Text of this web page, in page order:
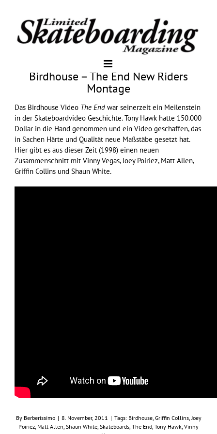
Birdhouse – The End New Riders
Montage
Das Birdhouse Video The End war seinerzeit ein Meilenstein
in der Skateboardvideo Geschichte. Tony Hawk hatte 150.000
Dollar in die Hand genommen und ein Video geschaffen, das
in Sachen Härte und Qualität neue Maßstäbe gesetzt hat.
Hier gibt es aus dieser Zeit (1998) einen neuen
Zusammenschnitt mit Vinny Vegas, Joey Poiriez, Matt Allen,
Griffin Collins und Shaun White.
By Berberissimo | 8. November, 2011 | Tags: Birdhouse, Griffin Collins, Joey
Poiriez Matt Allen Shaun White Skateboards The End Tony Hawk Vinny